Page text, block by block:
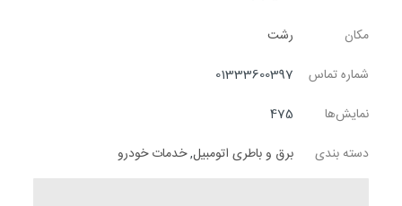
مکان
رشت
شماره تماس
01333600397
نمایش‌ها
475
دسته بندی
برق و باطری اتومبیل,خدمات خودرو